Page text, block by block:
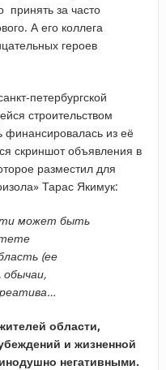
принять за часто
А его коллега
героев
петербургской
строительством
финансировалась из её
скриншот объявления в
разместил для
Тарас Якимук:
может быть
(ее
обычаи,
области,
и жизненной
негативными.